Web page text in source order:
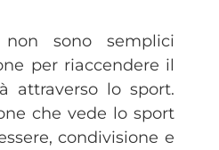
sono semplici
per riaccendere il
attraverso lo sport.
che vede lo sport
condivisione e